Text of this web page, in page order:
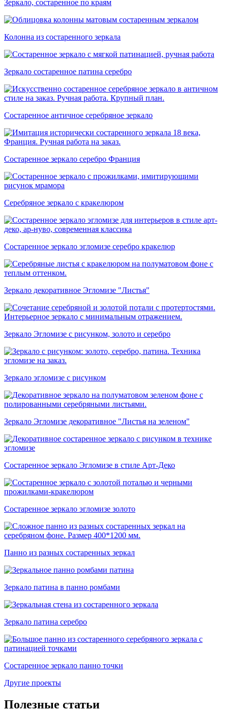
Зеркало, состаренное по краям
Колонна из состаренного зеркала
Зеркало состаренное патина серебро
Состаренное античное серебряное зеркало
Состаренное зеркало серебро Франция
Серебряное зеркало с кракелюром
Состаренное зеркало эгломизе серебро кракелюр
Зеркало декоративное Эгломизе "Листья"
Зеркало Эгломизе с рисунком, золото и серебро
Зеркало эгломизе с рисунком
Зеркало Эгломизе декоративное "Листья на зеленом"
Состаренное зеркало Эгломизе в стиле Арт-Деко
Состаренное зеркало эгломизе золото
Панно из разных состаренных зеркал
Зеркало патина в панно ромбами
Зеркало патина серебро
Состаренное зеркало панно точки
Другие проекты
Полезные статьи